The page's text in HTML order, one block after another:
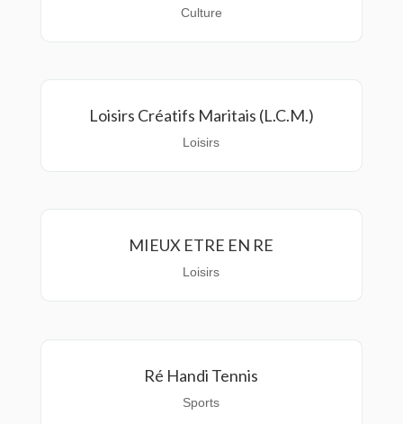
Culture
Loisirs Créatifs Maritais (L.C.M.)
Loisirs
MIEUX ETRE EN RE
Loisirs
Ré Handi Tennis
Sports